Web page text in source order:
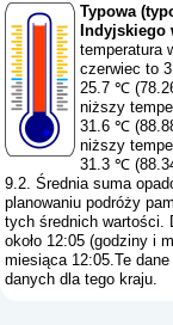
Typowa
Indyjskiego
temperatura
czerwiec to
25.7 ℃
niższy
31.6 ℃
niższy
31.3 ℃
9.2. Średnia suma
planowaniu podróży
tych średnich wartości.
około 12:05 (godziny i
miesiąca 12:05.Te
danych dla tego kraju.